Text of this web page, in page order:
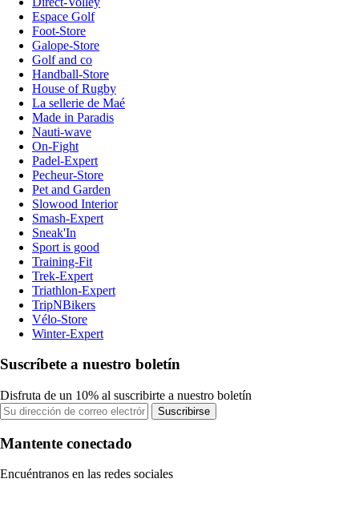
Espace Golf
Foot-Store
Galope-Store
Golf and co
Handball-Store
House of Rugby
La sellerie de Maé
Made in Paradis
Nauti-wave
On-Fight
Padel-Expert
Pecheur-Store
Pet and Garden
Slowood Interior
Smash-Expert
Sneak'In
Sport is good
Training-Fit
Trek-Expert
Triathlon-Expert
TripNBikers
Vélo-Store
Winter-Expert
Suscríbete a nuestro boletín
Disfruta de un 10% al suscribirte a nuestro boletín
Suscribirse
Mantente conectado
Encuéntranos en las redes sociales